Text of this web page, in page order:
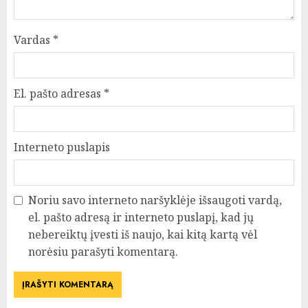
Vardas *
El. pašto adresas *
Interneto puslapis
Noriu savo interneto naršyklėje išsaugoti vardą,
el. pašto adresą ir interneto puslapį, kad jų
nebereiktų įvesti iš naujo, kai kitą kartą vėl
norėsiu parašyti komentarą.